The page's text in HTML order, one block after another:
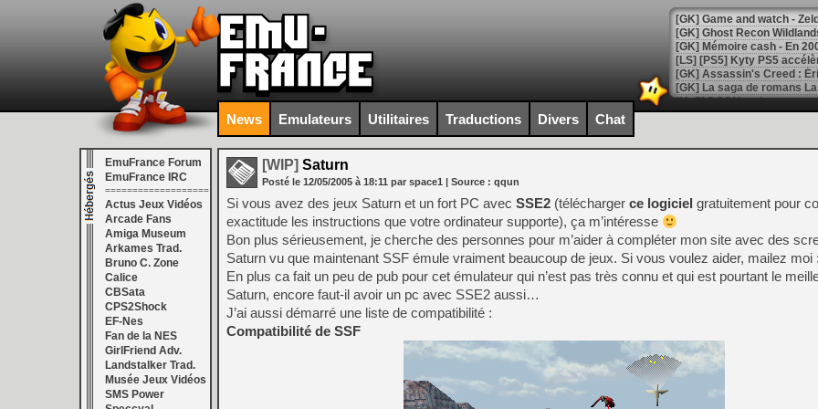
[Mo5] DOOM arrive en
[GK] Bethesda fête les 30
[GK] Roblox : l'action en
[GK] Agenda - GeForce
[GK] Devolver Digital en a
[LS] [PS5] ps5-y2jb-
[GK] Pourquoi Marvel
[GK] Test : Restory : Chill
[GK] GTA 6 : Rockstar
[GK] Hot Wheels Infinite
[GK] Mémoire cash -
[GK] Résultats Nintendo :
[GK] Déjà des
[Mo5] Brickboy cherche à
[GK] Minecraft et ses «
News Emulateurs Utilitaires Traductions Divers Chat
EmuFrance Forum
EmuFrance IRC
===================
Actus Jeux Vidéos
Arcade Fans
Amiga Museum
Arkames Trad.
Bruno C. Zone
Calice
CBSata
CPS2Shock
EF-Nes
Fan de la NES
GirlFriend Adv.
Landstalker Trad.
Musée Jeux Vidéos
SMS Power
[WIP] Saturn
Posté le 12/05/2005 à 18:11 par space1 | Source : qqun
Si vous avez des jeux Saturn et un fort PC avec SSE2 (télécharger ce logiciel gratuitement pour
exactitude les instructions que votre ordinateur supporte), ça m’intéresse
Bon plus sérieusement, je cherche des personnes pour m’aider à compléter mon site avec des
Saturn vu que maintenant SSF émule vraiment beaucoup de jeux. Si vous voulez aider, mailez moi :
En plus ca fait un peu de pub pour cet émulateur qui n’est pas très connu et qui est pourtant le
Saturn, encore faut-il avoir un pc avec SSE2 aussi…
J’ai aussi démarré une liste de compatibilité :
Compatibilité de SSF